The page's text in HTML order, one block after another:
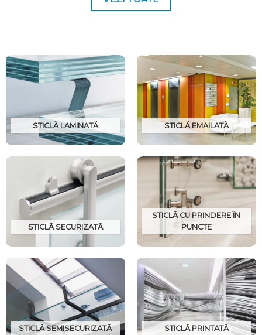
STICLĂ LAMINATĂ STICLĂ EMAILATĂ
STICLĂ SECURIZATĂ
STICLĂ CU PRINDERE ÎN
PUNCTE
STICLĂ SEMISECURIZATĂ STICLĂ PRINTATĂ